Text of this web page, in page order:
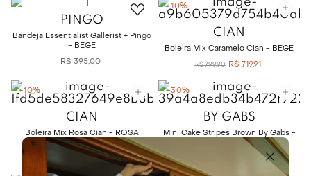
PINGO
Bandeja Essentialist Gallerist + Pingo
- BEGE
R$ 395,00
-10%
CIAN
Boleira Mix Caramelo Cian - BEGE
R$ 799,90 R$ 719,91
-10%
CIAN
Boleira Mix Rosa Cian - ROSA
799,90 R$ 719,91
-30%
BY GABS
Mini Cake Stripes Brown By Gabs -
MARROM
00